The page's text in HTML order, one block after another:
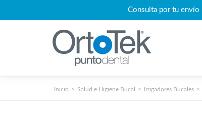
Consulta por tu envío
Inicio Salud e Higiene Bucal Irrigadores Bucales